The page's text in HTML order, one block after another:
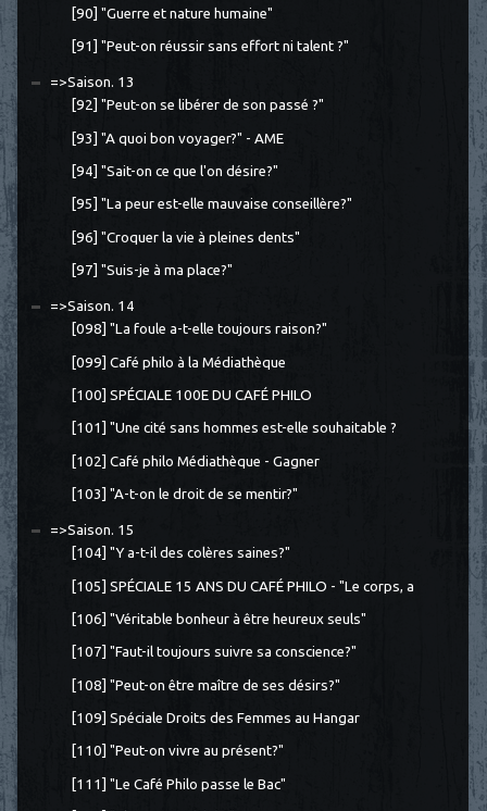
[90] "Guerre et nature humaine"
[91] "Peut-on réussir sans effort ni talent ?"
=>Saison. 13
[92] "Peut-on se libérer de son passé ?"
[93] "A quoi bon voyager?" - AME
[94] "Sait-on ce que l'on désire?"
[95] "La peur est-elle mauvaise conseillère?"
[96] "Croquer la vie à pleines dents"
[97] "Suis-je à ma place?"
=>Saison. 14
[098] "La foule a-t-elle toujours raison?"
[099] Café philo à la Médiathèque
[100] SPÉCIALE 100E DU CAFÉ PHILO
[101] "Une cité sans hommes est-elle souhaitable ?
[102] Café philo Médiathèque - Gagner
[103] "A-t-on le droit de se mentir?"
=>Saison. 15
[104] "Y a-t-il des colères saines?"
[105] SPÉCIALE 15 ANS DU CAFÉ PHILO - "Le corps, a
[106] "Véritable bonheur à être heureux seuls"
[107] "Faut-il toujours suivre sa conscience?"
[108] "Peut-on être maître de ses désirs?"
[109] Spéciale Droits des Femmes au Hangar
[110] "Peut-on vivre au présent?"
[111] "Le Café Philo passe le Bac"